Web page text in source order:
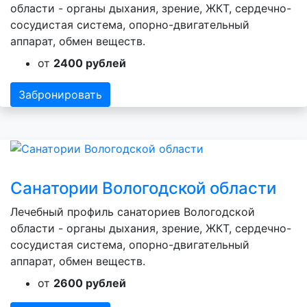
области - органы дыхания, зрение, ЖКТ, сердечно-
сосудистая система, опорно-двигательный
аппарат, обмен веществ.
от 2400 рублей
Забронировать
Санатории Вологодской области
Лечебный профиль санаториев Вологодской
области - органы дыхания, зрение, ЖКТ, сердечно-
сосудистая система, опорно-двигательный
аппарат, обмен веществ.
от 2600 рублей